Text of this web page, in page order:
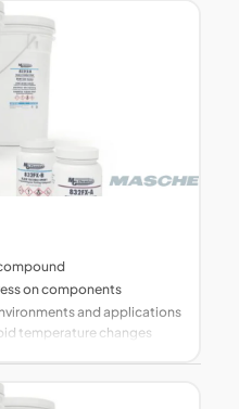
on components
and applications
temperature changes